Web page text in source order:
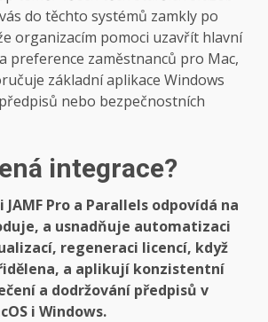
do těchto systémů zamkly po
organizacím pomoci uzavřít hlavní
preference zaměstnanců pro Mac,
základní aplikace Windows
nebo bezpečnostních
integrace?
Pro a Parallels odpovídá na
a usnadňuje automatizaci
regeneraci licencí, když
a aplikují konzistentní
a dodržování předpisů v
i Windows.